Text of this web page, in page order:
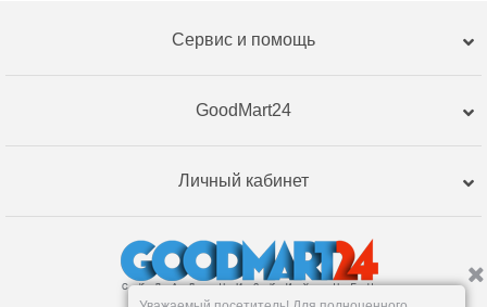
Сервис и помощь
GoodMart24
Личный кабинет